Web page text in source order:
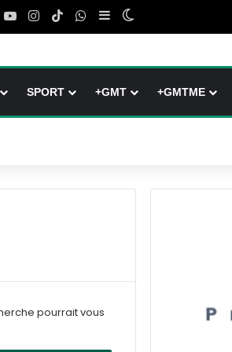
YouTubeInstagram
TikTokWhatsApp
Sidebar (barre latérale)
Switch skin
SPORT +GMT +GMTME
pourrait vous